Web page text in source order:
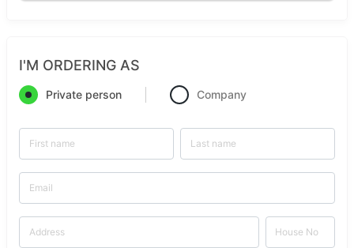
I'M ORDERING AS
Private person Company